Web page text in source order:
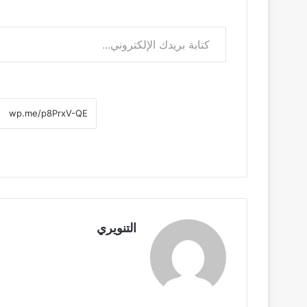
كتابة بريدك الإلكتروني...
التنويري